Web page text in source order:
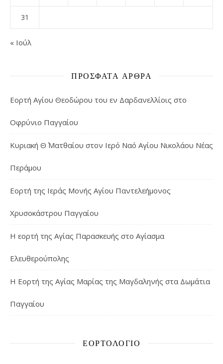
31
« Ιούλ
ΠΡΌΣΦΑΤΑ ΆΡΘΡΑ
Εορτή Αγίου Θεοδώρου του εν Δαρδανελλίοις στο
Οφρύνιο Παγγαίου
Κυριακή Θ΄ Ματθαίου στον Ιερό Ναό Αγίου Νικολάου Νέας
Περάμου
Εορτή της Ιεράς Μονής Αγίου Παντελεήμονος
Χρυσοκάστρου Παγγαίου
Η εορτή της Αγίας Παρασκευής στο Αγίασμα
Ελευθερούπολης
H Εορτή της Αγίας Μαρίας της Μαγδαληνής στα Δωμάτια
Παγγαίου
ΕΟΡΤΟΛΌΓΙΟ